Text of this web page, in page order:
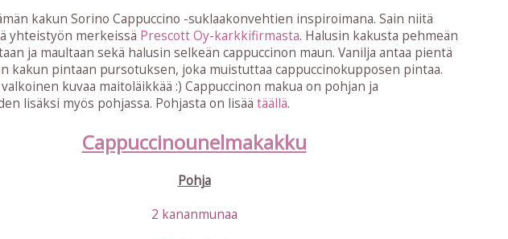
kakun Sorino Cappuccino -suklaakonvehtien inspiroimana. Sain niitä
yhteistyön merkeissä Prescott Oy-karkkifirmasta. Halusin kakusta pehmeän
ja maultaan sekä halusin selkeän cappuccinon maun. Vanilja antaa pientä
kakun pintaan pursotuksen, joka muistuttaa cappuccinokupposen pintaa.
kuvaa maitoläikkää :) Cappuccinon makua on pohjan ja
lisäksi myös pohjassa. Pohjasta on lisää täällä.
Cappuccinounelmakakku
Pohja
2 kananmunaa